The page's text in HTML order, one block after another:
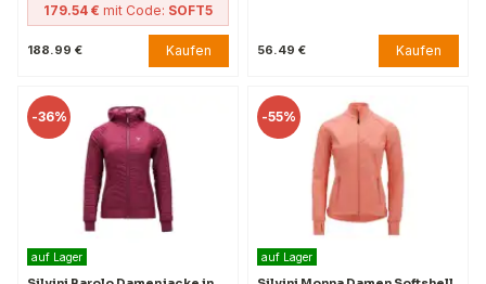
179.54 € mit Code: SOFT5
188.99 € Kaufen 56.49 € Kaufen
-36%
auf Lager
-55%
auf Lager